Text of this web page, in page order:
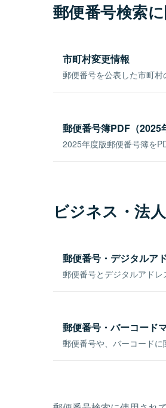
郵便番号検索
市町村変更情報
郵便番号を公表した市町村
郵便番号簿PDF（2025
2025年度版郵便番号簿を
ビジネス・法
郵便番号・デジタルア
郵便番号とデジタルアドレ
郵便番号・バーコード
郵便番号や、バーコードに